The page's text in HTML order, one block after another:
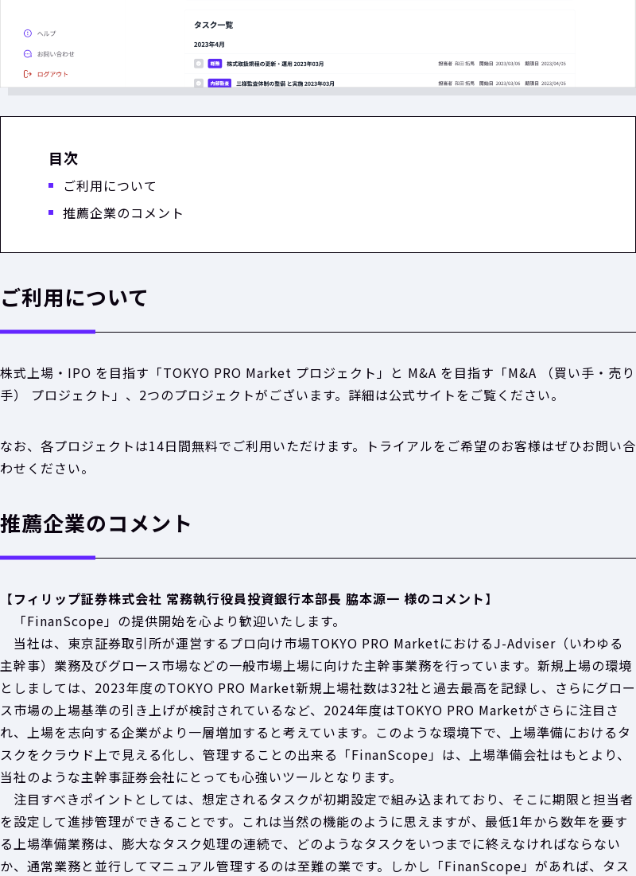
目次
ご利用について
推薦企業のコメント
ご利用について
株式上場・IPO を目指す「TOKYO PRO Market プロジェクト」と M&A を目指す「M&A （買い手・売り
手） プロジェクト」、2つのプロジェクトがございます。詳細は公式サイトをご覧ください。
なお、各プロジェクトは14日間無料でご利用いただけます。トライアルをご希望のお客様はぜひお問い合
わせください。
推薦企業のコメント
【フィリップ証券株式会社 常務執行役員投資銀行本部長 脇本源一 様のコメント】
「FinanScope」の提供開始を心より歓迎いたします。
当社は、東京証券取引所が運営するプロ向け市場TOKYO PRO MarketにおけるJ-Adviser（いわゆる
主幹事）業務及びグロース市場などの一般市場上場に向けた主幹事業務を行っています。新規上場の環境
としましては、2023年度のTOKYO PRO Market新規上場社数は32社と過去最高を記録し、さらにグロー
ス市場の上場基準の引き上げが検討されているなど、2024年度はTOKYO PRO Marketがさらに注目さ
れ、上場を志向する企業がより一層増加すると考えています。このような環境下で、上場準備におけるタ
スクをクラウド上で見える化し、管理することの出来る「FinanScope」は、上場準備会社はもとより、
当社のような主幹事証券会社にとっても心強いツールとなります。
注目すべきポイントとしては、想定されるタスクが初期設定で組み込まれており、そこに期限と担当者
を設定して進捗管理ができることです。これは当然の機能のように思えますが、最低1年から数年を要す
る上場準備業務は、膨大なタスク処理の連続で、どのようなタスクをいつまでに終えなければならない
か、通常業務と並行してマニュアル管理するのは至難の業です。しかし「FinanScope」があれば、タス